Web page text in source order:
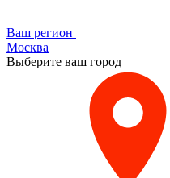
Ваш регион
Москва
Выберите ваш город